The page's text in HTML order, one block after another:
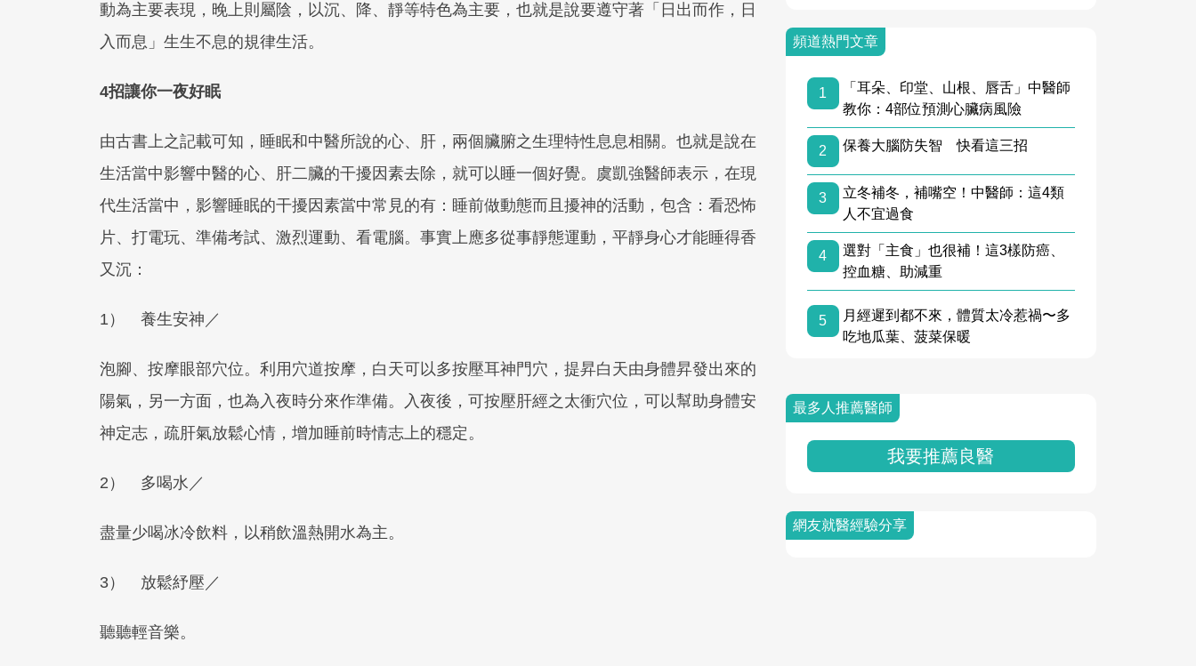
動為主要表現，晚上則屬陰，以沉、降、靜等特色為主要，也就是說要遵守著「日出而作，日
入而息」生生不息的規律生活。
4招讓你一夜好眠
由古書上之記載可知，睡眠和中醫所說的心、肝，兩個臟腑之生理特性息息相關。也就是說在
生活當中影響中醫的心、肝二臟的干擾因素去除，就可以睡一個好覺。虞凱強醫師表示，在現
代生活當中，影響睡眠的干擾因素當中常見的有：睡前做動態而且擾神的活動，包含：看恐怖
片、打電玩、準備考試、激烈運動、看電腦。事實上應多從事靜態運動，平靜身心才能睡得香
又沉：
1） 養生安神／
泡腳、按摩眼部穴位。利用穴道按摩，白天可以多按壓耳神門穴，提昇白天由身體昇發出來的
陽氣，另一方面，也為入夜時分來作準備。入夜後，可按壓肝經之太衝穴位，可以幫助身體安
神定志，疏肝氣放鬆心情，增加睡前時情志上的穩定。
2） 多喝水／
盡量少喝冰冷飲料，以稍飲溫熱開水為主。
3） 放鬆紓壓／
聽聽輕音樂。
頻道熱門文章
1
「耳朵、印堂、山根、唇舌」中醫師
教你：4部位預測心臟病風險
2 保養大腦防失智 快看這三招
3
立冬補冬，補嘴空！中醫師：這4類
人不宜過食
4
選對「主食」也很補！這3樣防癌、
控血糖、助減重
5
月經遲到都不來，體質太冷惹禍〜多
吃地瓜葉、菠菜保暖
最多人推薦醫師
我要推薦良醫
網友就醫經驗分享